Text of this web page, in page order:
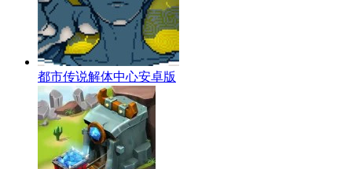
都市传说解体中心安卓版